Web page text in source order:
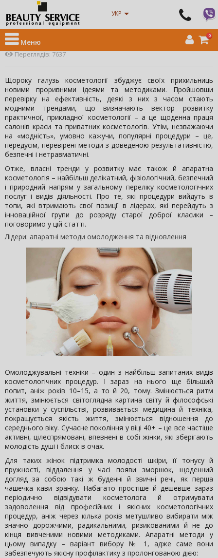
УКР
0
Меню
Новости
> Апаратна косметологія – 2021: популярні
процедури
Апаратна косметологія – 2021: популярні процедури
14 січня 2021 22:21:12
Переглядів: 7637
Щороку галузь косметології збуджує своїх прихильниць
новими проривними ідеями та методиками. Пройшовши
перевірку на ефективність, деякі з них з часом стають
модними трендами, що визначають вектор розвитку
практичної, прикладної косметології – а це щоденна праця
салонів краси та приватних косметологів. Утім, незважаючи
на «модність», умовно кажучи, популярні процедури – це,
передусім, перевірені методи з доведеною результативністю,
безпечні і нетравматичні.
Отже, власні тренди у розвитку має також й апаратна
косметологія – найбільш делікатний, фізіологічний, безпечний
і природний напрям у загальному переліку косметологічних
послуг і видів діяльності. Про те, які процедури вийдуть в
топи, які втримають свої позиції в лідерах, які перейдуть з
інноваційної групи до розряду старої доброї класики –
поговоримо у цій статті.
Лідери: апаратні методи омолодження та відновлення
Омолоджувальні техніки – один з найбільш запитаних видів
косметологічних процедур. І зараз на нього ще більший
попит, аніж років 10–15, а то й 20, тому. Змінюється ритм
життя, змінюється світоглядна картина світу й філософські
установки у суспільстві, розвивається медицина й техніка,
покращується якість життя, змінюється відношення до
середнього віку. Сучасне покоління у віці 40+ – це все частіше
активні, цілеспрямовані, впевнені в собі жінки, які зберігають
молодість душі і блиск в очах.
Для таких жінок підтримка молодості шкіри, її тонусу й
пружності, віддалення у часі появи зморшок, щоденний
догляд за собою такі ж буденні й звичні речі, як перша
чашечка кави зранку. Набагато простіше й дешевше зараз
періодично відвідувати косметолога й отримувати
задоволення від професійних і якісних косметологічних
процедур, аніж через кілька років метушливо вибирати між
значно дорожчими, радикальними, ризикованими й не до
кінця вивченими новими методиками. Апаратні методи у
цьому випадку – варіант вибору № 1, адже саме вони
забезпечують якісну профілактику з пролонгованою дією: